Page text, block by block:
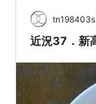
今回は、蜜柑
ました。 前菜
近況37．新